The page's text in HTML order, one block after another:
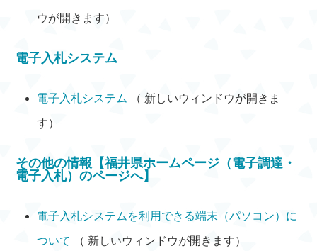
ウが開きます）
電子入札システム
電子入札システム （ 新しいウィンドウが開きま
す）
その他の情報【福井県ホームページ（電子調達・
電子入札）のページへ】
電子入札システムを利用できる端末（パソコン）に
ついて （ 新しいウィンドウが開きます）